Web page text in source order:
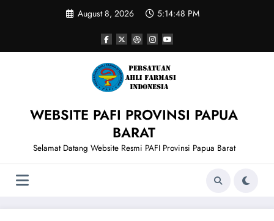
August 8, 2026 5:14:49 PM
WEBSITE PAFI PROVINSI PAPUA
BARAT
Selamat Datang Website Resmi PAFI Provinsi Papua Barat